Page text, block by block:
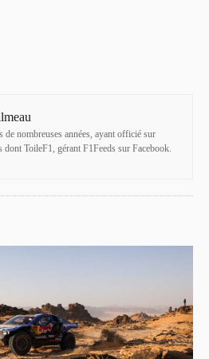
de nombreuses années, ayant officié sur
dont ToileF1, gérant F1Feeds sur Facebook.